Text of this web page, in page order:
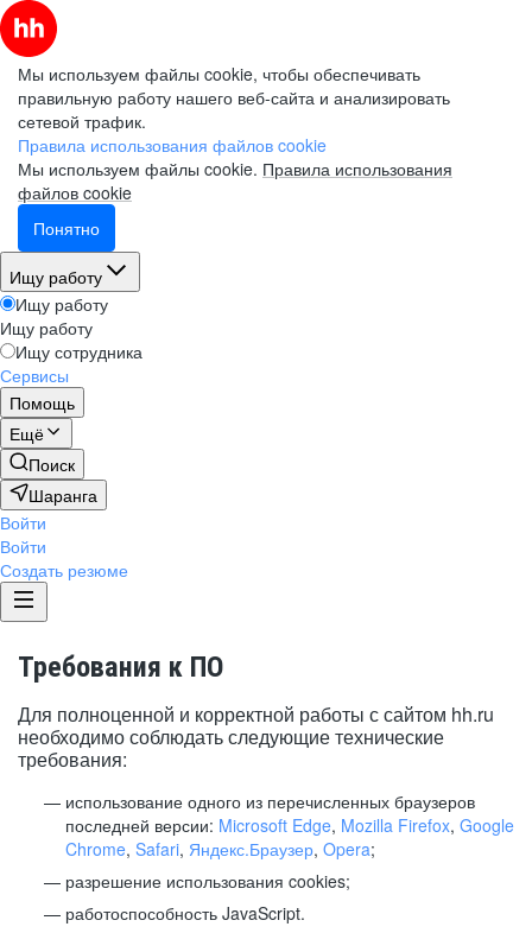
Мы используем файлы cookie, чтобы обеспечивать
правильную работу нашего веб-сайта и анализировать
сетевой трафик.
Правила использования файлов cookie
Мы используем файлы cookie. Правила использования
файлов cookie
Понятно
Ищу работу
Ищу работу
Ищу работу
Ищу сотрудника
Сервисы
Помощь
Ещё
Поиск
Шаранга
Войти
Войти
Создать резюме
Требования к ПО
Для полноценной и корректной работы с сайтом hh.ru
необходимо соблюдать следующие технические
требования:
использование одного из перечисленных браузеров
последней версии: Microsoft Edge, Mozilla Firefox, Google
Chrome, Safari, Яндекс.Браузер, Opera;
разрешение использования cookies;
работоспособность JavaScript.